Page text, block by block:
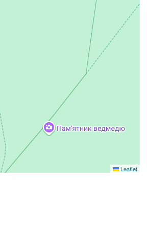
Leaflet